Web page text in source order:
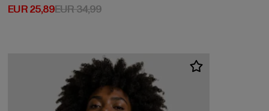
EUR 25,89
Derzeitiger Preis: EUR 25,89
EUR 34,99Aktionspreis: EUR 34,99